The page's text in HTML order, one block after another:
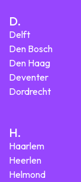
D.
Delft
Den Bosch
Den Haag
Deventer
Dordrecht
H.
Haarlem
Heerlen
Helmond